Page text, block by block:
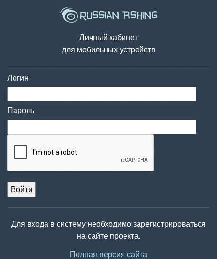
Личный кабинет
для мобильных устройств
Логин
Пароль
Войти
Для входа в систему необходимо зарегистрироваться
на сайте проекта.
Полная версия сайта